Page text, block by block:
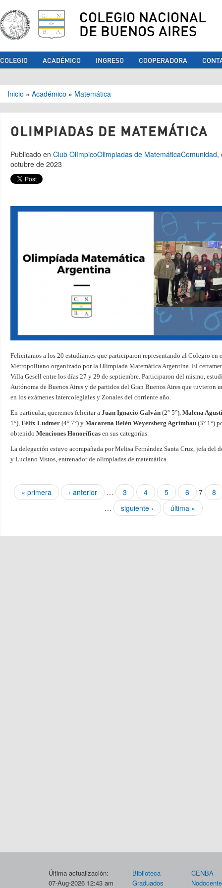
COLEGIO NACIONAL
DE BUENOS AIRES
COLEGIO ACADÉMICO INGRESO COOPERADORA
Se encuentra usted aquí
Inicio » Académico » Matemática
OLIMPIADAS DE MATEMÁTICA
Publicado en Club OlímpicoOlimpiadas de MatemáticaComunidad,
octubre de 2023
Felicitamos a los 20 estudiantes que participaron representando al Colegio en
Metropolitano organizado por la Olimpíada Matemática Argentina. El
Villa Gesell entre los días 27 y 29 de septiembre. Participaron del mismo,
Autónoma de Buenos Aires y de partidos del Gran Buenos Aires que tuvieron
en los exámenes Intercolegiales y Zonales del corriente año.
En particular, queremos felicitar a Juan Ignacio Galván (2° 5°), Malena
1°), Félix Ludmer (4° 7°) y Macarena Belén Weyersberg Agrimbau (3° 1°)
obtenido Menciones Honoríficas en sus categorías.
La delegación estuvo acompañada por Melisa Fernández Santa Cruz, jefa del
y Luciano Vistos, entrenador de olimpíadas de matemática.
Páginas
« primera ‹ anterior … 3 4 5 6 7
8
…
siguiente › última »
Última actualización:
07-Aug-2026 12:43 am
Biblioteca
Graduados
CENBA